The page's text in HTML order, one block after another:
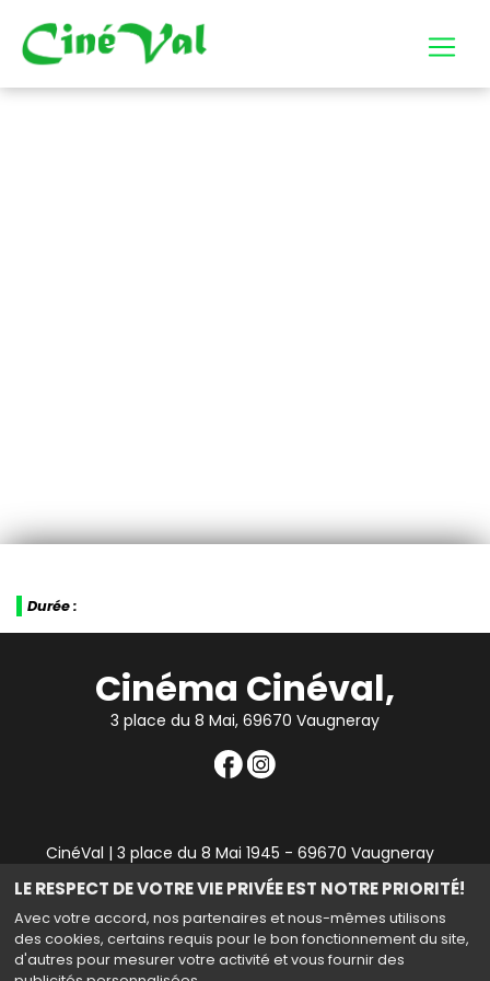
LE RESPECT DE VOTRE VIE PRIVÉE EST NOTRE PRIORITÉ!
Avec votre accord, nos partenaires et nous-mêmes utilisons
des cookies, certains requis pour le bon fonctionnement du site,
d'autres pour mesurer votre activité et vous fournir des
Durée :
Cinéma Cinéval,
3 place du 8 Mai, 69670 Vaugneray
CinéVal | 3 place du 8 Mai 1945 - 69670 Vaugneray
|Mentions légales|Contact|RGPD| Tel : 04 78 45 94